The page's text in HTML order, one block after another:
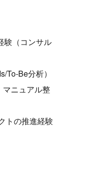
験（コンサル
To-Be分析）
マニュアル整
トの推進経験